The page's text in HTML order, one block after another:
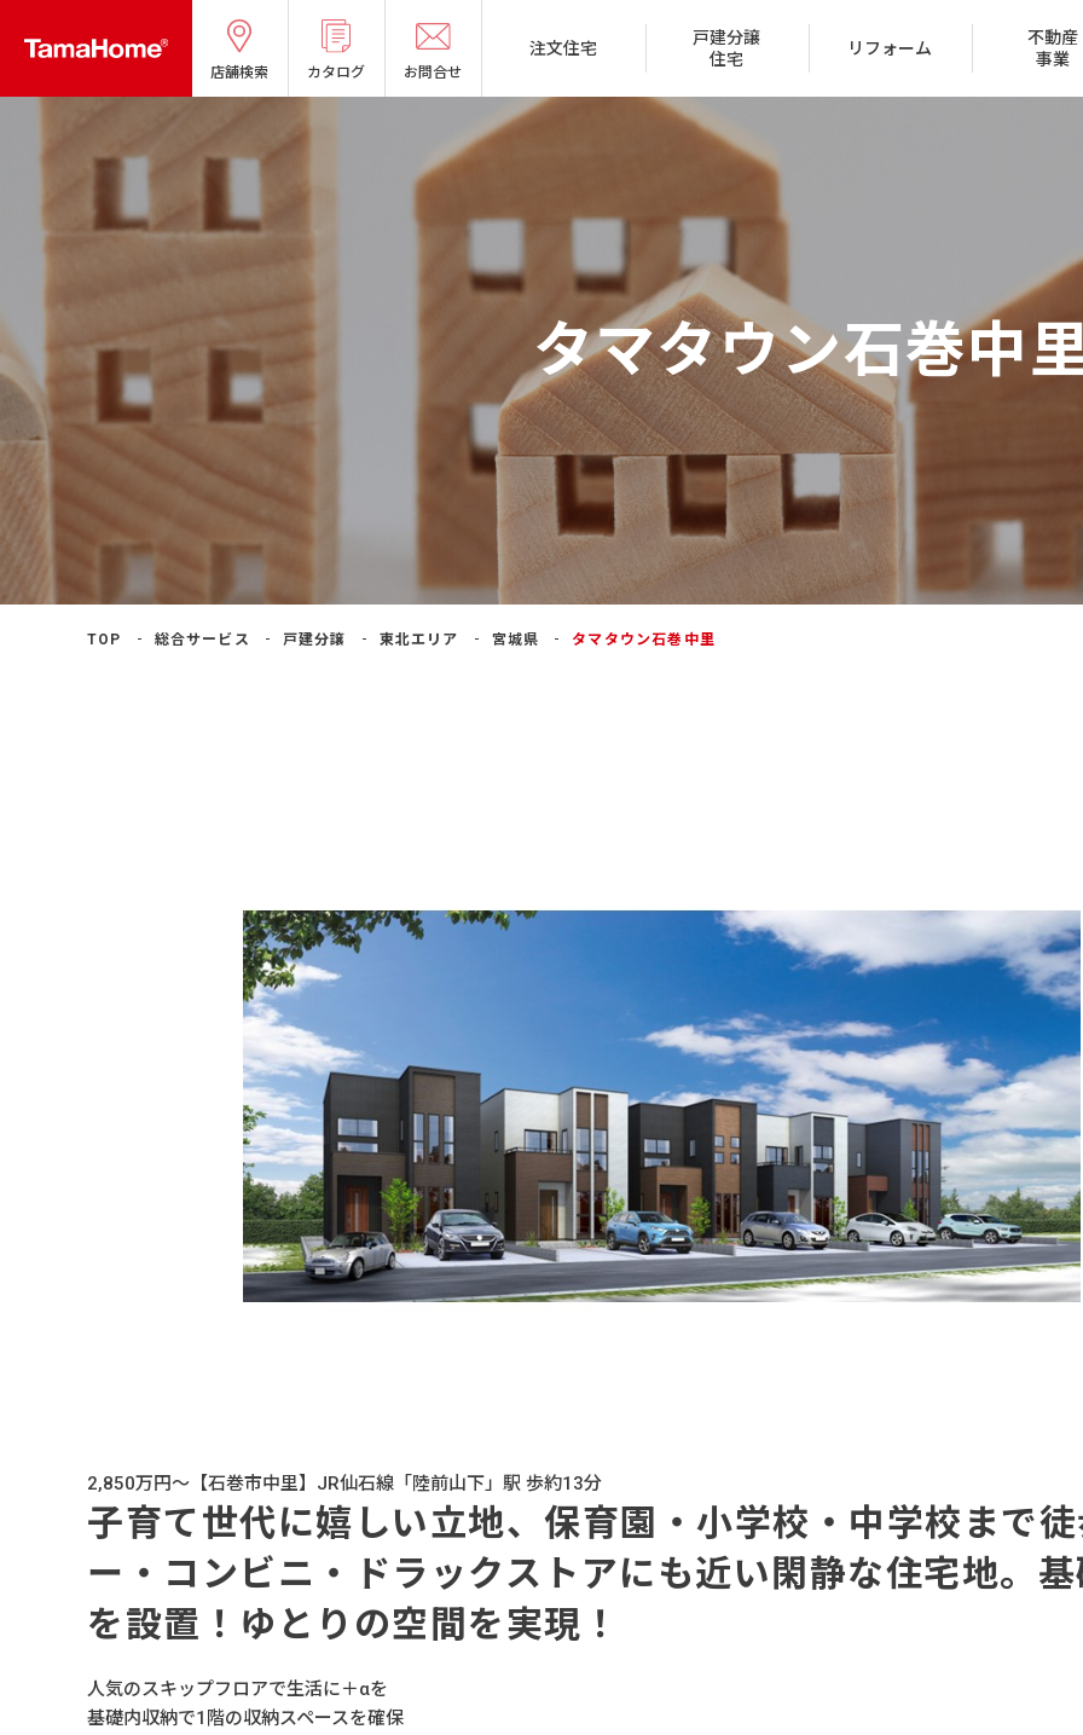
店舗検索 カタログ お問合せ
注文住宅
タマホームの考える家づくり 家づくりのステップ
保証とサポート
戸建分譲
住宅
リフォーム
リフォームメニュー リフォーム実例
不動産
事業
分譲マンション
賃貸取扱物件
（サブリース事業）
オーナー様の声一覧 20代の家
ハッピーライフクラブ
タマネット
IR情報 経営方針
採用情報 受賞一覧
タマタウン石巻中
TOP 総合サービス 戸建分譲 東北エリア 宮城県 タマタウン石巻中里
2,850万円～【石巻市中里】JR仙石線「陸前山下」駅 歩約13分
子育て世代に嬉しい立地、保育園・小学校・中学校まで
ー・コンビニ・ドラックストアにも近い閑静な住宅地。
を設置！ゆとりの空間を実現！
人気のスキップフロアで生活に＋αを
基礎内収納で1階の収納スペースを確保